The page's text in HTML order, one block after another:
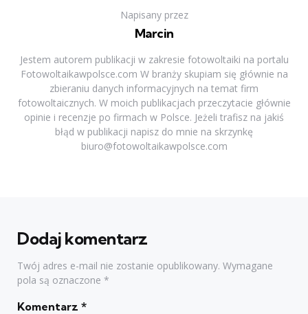
Napisany przez
Marcin
Jestem autorem publikacji w zakresie fotowoltaiki na portalu
Fotowoltaikawpolsce.com W branży skupiam się głównie na
zbieraniu danych informacyjnych na temat firm
fotowoltaicznych. W moich publikacjach przeczytacie głównie
opinie i recenzje po firmach w Polsce. Jeżeli trafisz na jakiś
błąd w publikacji napisz do mnie na skrzynkę
biuro@fotowoltaikawpolsce.com
Dodaj komentarz
Twój adres e-mail nie zostanie opublikowany. Wymagane
pola są oznaczone *
Komentarz *